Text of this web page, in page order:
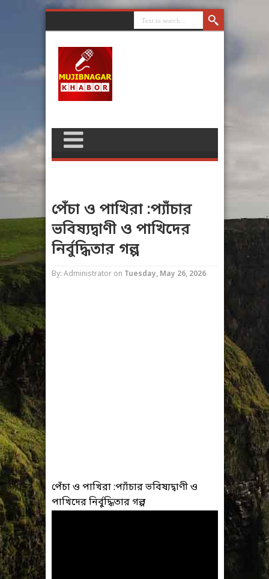
পেঁচা ও পাখিরা :প্যাঁচার
ভবিষ্যদ্বাণী ও পাখিদের
নির্বুদ্ধিতার গল্প
By: Administrator on Tuesday, May 26, 2026
পেঁচা ও পাখিরা :প্যাঁচার ভবিষ্যদ্বাণী ও
পাখিদের নির্বুদ্ধিতার গল্প